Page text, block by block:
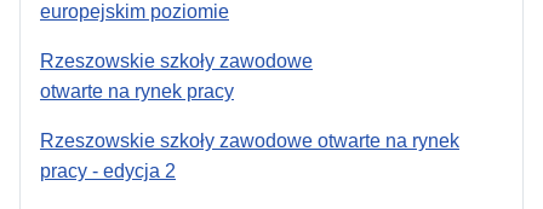
europejskim poziomie
Rzeszowskie szkoły zawodowe
otwarte na rynek pracy
Rzeszowskie szkoły zawodowe otwarte na rynek
pracy - edycja 2